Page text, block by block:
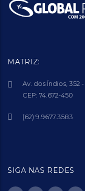
MATRIZ:
Av. dos Índios, 352
CEP: 74.672-450
(62) 9.9677.3583
SIGA NAS REDES